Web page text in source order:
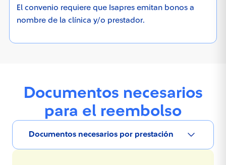
El convenio requiere que Isapres emitan bonos a
nombre de la clínica y/o prestador.
Documentos necesarios
para el reembolso
Documentos necesarios por prestación